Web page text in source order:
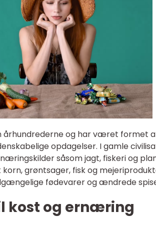
århundrederne og har været formet
opdagelser. I gamle
såsom jagt, fiskeri og
grøntsager, fisk og
fødevarer og ændrede
kost og ernæring